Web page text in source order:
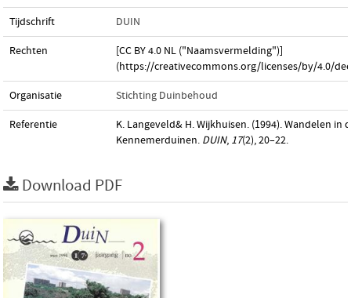
Tijdschrift DUIN
Rechten
[CC BY 4.0 NL ("Naamsvermelding")]
(https://creativecommons.org/licenses/by/4.0/
Organisatie Stichting Duinbehoud
Referentie
K. Langeveld& H. Wijkhuisen. (1994). Wandelen in
Kennemerduinen. DUIN, 17(2), 20–22.
Download PDF